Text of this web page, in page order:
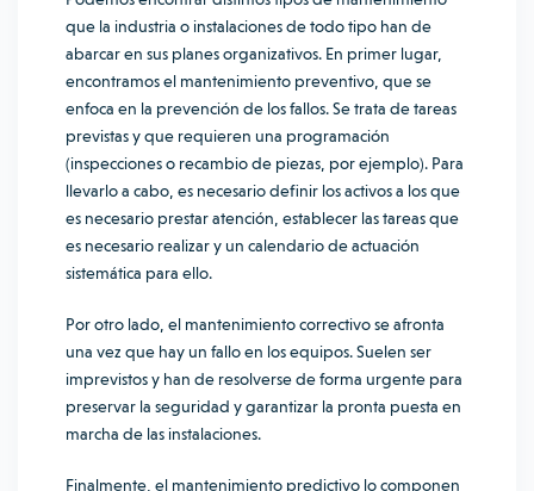
que la industria o instalaciones de todo tipo han de
abarcar en sus planes organizativos. En primer lugar,
encontramos el mantenimiento preventivo, que se
enfoca en la prevención de los fallos. Se trata de tareas
previstas y que requieren una programación
(inspecciones o recambio de piezas, por ejemplo). Para
llevarlo a cabo, es necesario definir los activos a los que
es necesario prestar atención, establecer las tareas que
es necesario realizar y un calendario de actuación
sistemática para ello.
Por otro lado, el mantenimiento correctivo se afronta
una vez que hay un fallo en los equipos. Suelen ser
imprevistos y han de resolverse de forma urgente para
preservar la seguridad y garantizar la pronta puesta en
marcha de las instalaciones.
Finalmente, el mantenimiento predictivo lo componen